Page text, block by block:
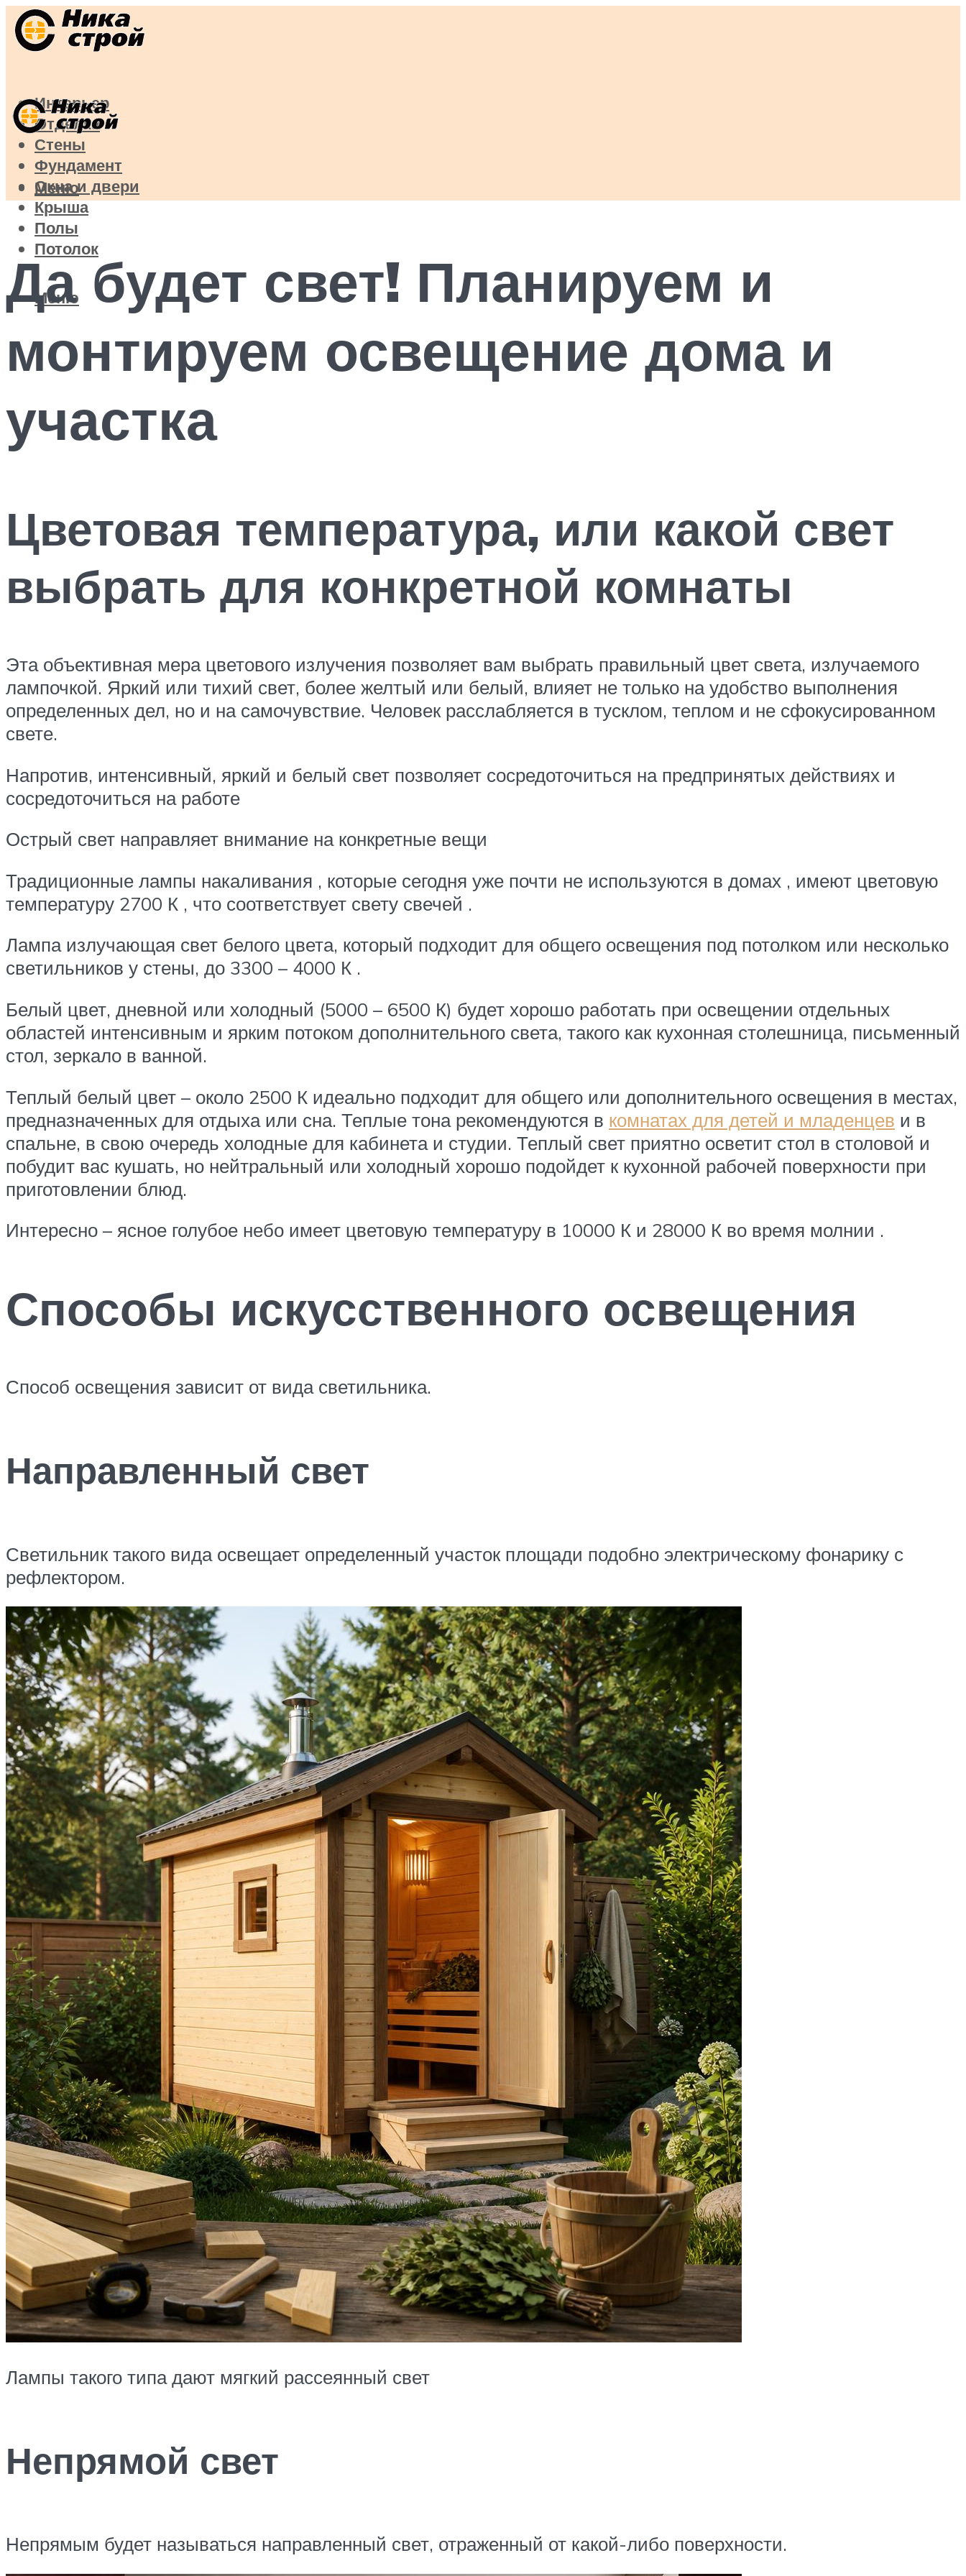
Интерьер
Отделка
Стены
Фундамент
Окна и двери
Крыша
Полы
Потолок
Меню
Меню
Да будет свет! Планируем и
монтируем освещение дома и
участка
Цветовая температура, или какой свет
выбрать для конкретной комнаты
Эта объективная мера цветового излучения позволяет вам выбрать правильный цвет света, излучаемого
лампочкой. Яркий или тихий свет, более желтый или белый, влияет не только на удобство выполнения
определенных дел, но и на самочувствие. Человек расслабляется в тусклом, теплом и не сфокусированном
свете.
Напротив, интенсивный, яркий и белый свет позволяет сосредоточиться на предпринятых действиях и
сосредоточиться на работе
Острый свет направляет внимание на конкретные вещи
Традиционные лампы накаливания , которые сегодня уже почти не используются в домах , имеют цветовую
температуру 2700 К , что соответствует свету свечей .
Лампа излучающая свет белого цвета, который подходит для общего освещения под потолком или несколько
светильников у стены, до 3300 – 4000 К .
Белый цвет, дневной или холодный (5000 – 6500 К) будет хорошо работать при освещении отдельных
областей интенсивным и ярким потоком дополнительного света, такого как кухонная столешница, письменный
стол, зеркало в ванной.
Теплый белый цвет – около 2500 К идеально подходит для общего или дополнительного освещения в местах,
предназначенных для отдыха или сна. Теплые тона рекомендуются в комнатах для детей и младенцев и в
спальне, в свою очередь холодные для кабинета и студии. Теплый свет приятно осветит стол в столовой и
побудит вас кушать, но нейтральный или холодный хорошо подойдет к кухонной рабочей поверхности при
приготовлении блюд.
Интересно – ясное голубое небо имеет цветовую температуру в 10000 К и 28000 К во время молнии .
Способы искусственного освещения
Способ освещения зависит от вида светильника.
Направленный свет
Светильник такого вида освещает определенный участок площади подобно электрическому фонарику с
рефлектором.
Лампы такого типа дают мягкий рассеянный свет
Непрямой свет
Непрямым будет называться направленный свет, отраженный от какой-либо поверхности.